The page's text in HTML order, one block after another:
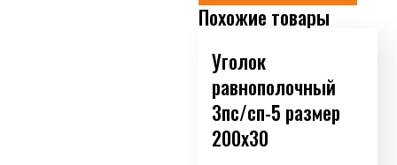
Похожие товары
Уголок
равнополочный
3пс/сп-5 размер
200х30